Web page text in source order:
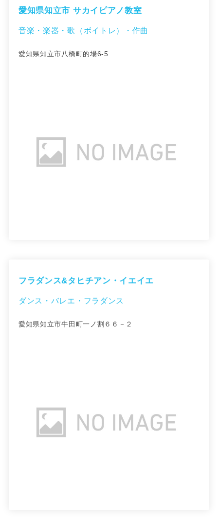
愛知県知立市 サカイピアノ教室
音楽・楽器・歌（ボイトレ）・作曲
愛知県知立市八橋町的場6-5
フラダンス&タヒチアン・イエイエ
ダンス・バレエ・フラダンス
愛知県知立市牛田町一ノ割６６－２